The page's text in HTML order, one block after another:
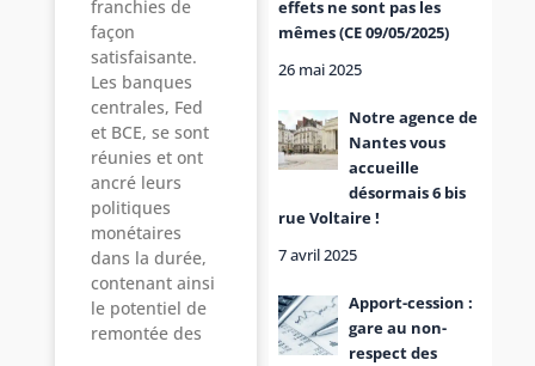
franchies de
façon
satisfaisante.
Les banques
centrales, Fed
et BCE, se sont
réunies et ont
ancré leurs
politiques
monétaires
dans la durée,
contenant ainsi
le potentiel de
remontée des
effets ne sont pas les
mêmes (CE 09/05/2025)
26 mai 2025
Notre agence de
Nantes vous
accueille
désormais 6 bis
rue Voltaire !
7 avril 2025
Apport-cession :
gare au non-
respect des